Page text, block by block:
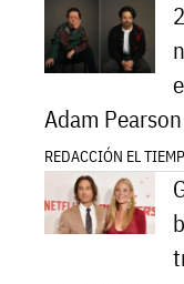
Adam Pearson
REDACCIÓN EL